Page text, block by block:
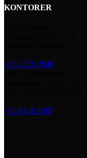
KONTORER
+45 2729 7840
+45 6146 3387